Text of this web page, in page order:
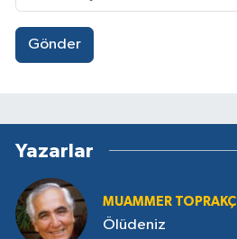
Gönder
Yazarlar
MUAMMER TOPRAKÇI
Ölüdeniz